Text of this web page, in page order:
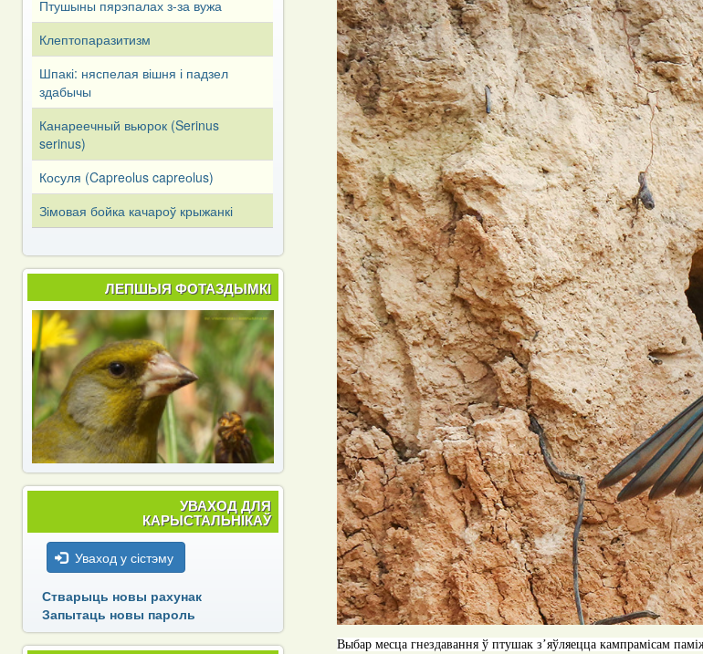
Выбар месца гнездавання ў птушак з’яўляецца кампрамісам
Птушыны пярэпалах з-за вужа
Клептопаразитизм
Шпакі: няспелая вішня і падзел
здабычы
Канареечный вьюрок (Serinus
serinus)
Косуля (Capreоlus capreоlus)
Зімовая бойка качароў крыжанкі
ЛЕПШЫЯ ФОТАЗДЫМКІ
УВАХОД ДЛЯ
КАРЫСТАЛЬНІКАЎ
Уваход у сістэму
Стварыць новы рахунак
Запытаць новы пароль